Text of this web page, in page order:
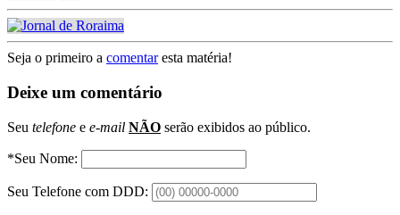
Seja o primeiro a comentaresta matéria!
Deixe um comentário
Seu telefone e e-mail NÃO serão exibidos ao público.
*Seu Nome:
Seu Telefone com DDD: